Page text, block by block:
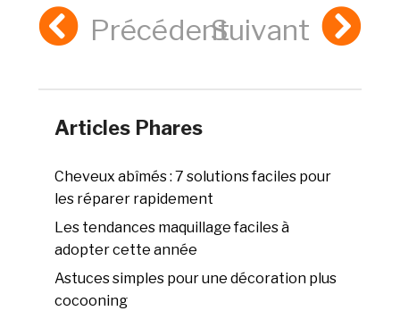
PrécédentSuivant
Articles Phares
Cheveux abîmés : 7 solutions faciles pour
les réparer rapidement
Les tendances maquillage faciles à
adopter cette année
Astuces simples pour une décoration plus
cocooning